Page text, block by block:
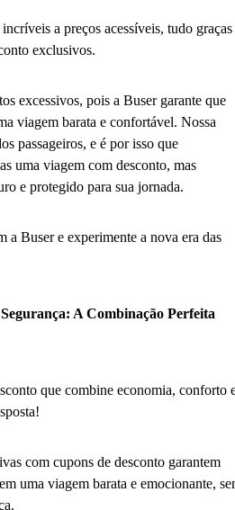
a preços acessíveis, tudo graças
exclusivos.
excessivos, pois a Buser garante que
viagem barata e confortável. Nossa
passageiros, e é por isso que
uma viagem com desconto, mas
e protegido para sua jornada.
a Buser e experimente a nova era das
A Combinação Perfeita
que combine economia, conforto
com cupons de desconto garantem
uma viagem barata e emocionante,